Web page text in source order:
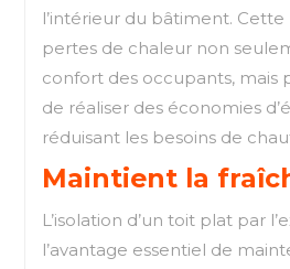
l’intérieur du bâtiment.
pertes de chaleur non
confort des occupants,
de réaliser des économies
réduisant les besoins de
Maintient la
L’isolation d’un toit plat par
l’avantage essentiel de